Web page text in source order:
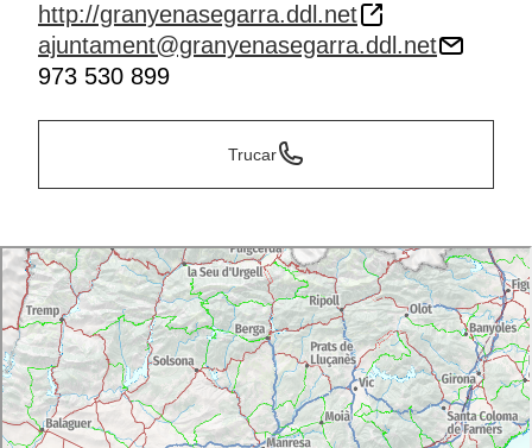
http://granyenasegarra.ddl.net
ajuntament@granyenasegarra.ddl.net
973 530 899
Trucar